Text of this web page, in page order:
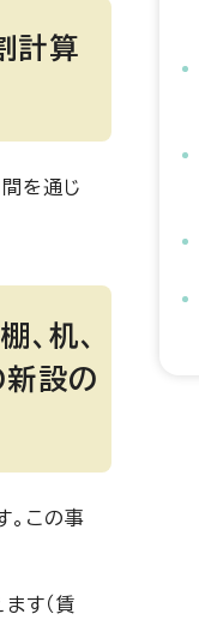
計算
を通じ
机、
新設の
この事
す（賃